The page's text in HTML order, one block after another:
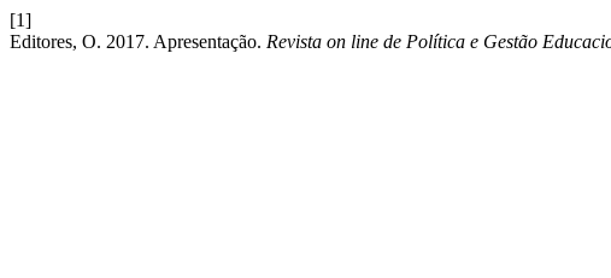
[1]
Editores, O. 2017. Apresentação. Revista on line de Política e Gestão